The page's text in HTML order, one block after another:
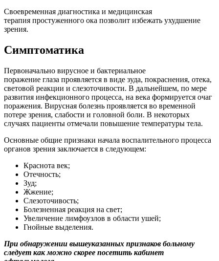
Своевременная диагностика и медицинская
терапия простуженного ока позволит избежать ухудшение
зрения.
Симптоматика
Первоначально вирусное и бактериальное
поражение глаза проявляется в виде зуда, покраснения, отека,
световой реакции и слезоточивости. В дальнейшем, по мере
развития инфекционного процесса, на века формируется очаг
поражения. Вирусная болезнь проявляется во временной
потере зрения, слабости и головной боли. В некоторых
случаях пациенты отмечали повышение температуры тела.
Основные общие признаки начала воспалительного процесса
органов зрения заключается в следующем:
Краснота век;
Отечность;
Зуд;
Жжение;
Слезоточивость;
Болезненная реакция на свет;
Увеличение лимфоузлов в области ушей;
Гнойные выделения.
При обнаружении вышеуказанных признаков больному
следует как можно скорее посетить кабинет